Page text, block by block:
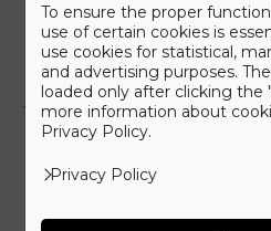
Ismerd meg a
Care+
A maximális kényelmet szem
Neked Care+ csomagot,
HIBÁS, VAGY
Újonnan vásárolt hibás
To ensure the proper
use of certain cookies is
use cookies for statistical,
and advertising purposes.
loaded only after clicking the
more information about
Privacy Policy.
Privacy Policy